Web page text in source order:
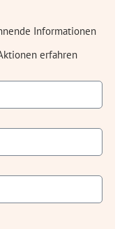
Informationen
erfahren